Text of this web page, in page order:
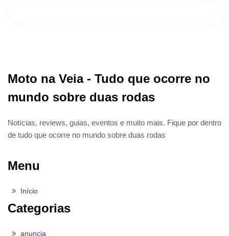
Moto na Veia - Tudo que ocorre no
mundo sobre duas rodas
Notícias, reviews, guias, eventos e muito mais. Fique por dentro
de tudo que ocorre no mundo sobre duas rodas
Menu
Início
Categorias
anuncia